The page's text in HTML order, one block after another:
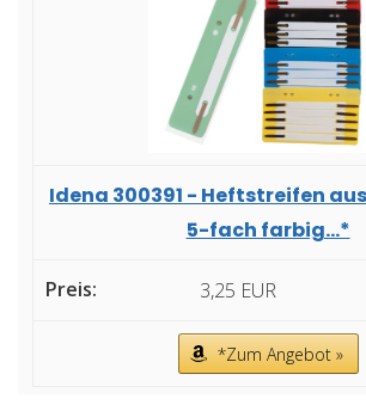
Idena 300391 - Heftstreifen
5-fach farbig...*
3,25 EUR
*Zum Angebot »